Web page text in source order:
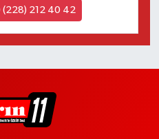
(228) 212 40 42